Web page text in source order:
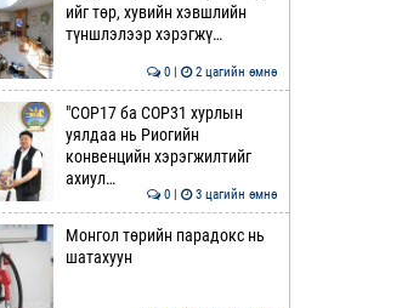
ийг төр, хувийн хэвшлийн
түншлэлээр хэрэгжү…
0 | 2 цагийн өмнө
"COP17 ба COP31 хурлын
уялдаа нь Риогийн
конвенцийн хэрэгжилтийг
ахиул…
0 | 3 цагийн өмнө
Монгол төрийн парадокс нь
шатахуун